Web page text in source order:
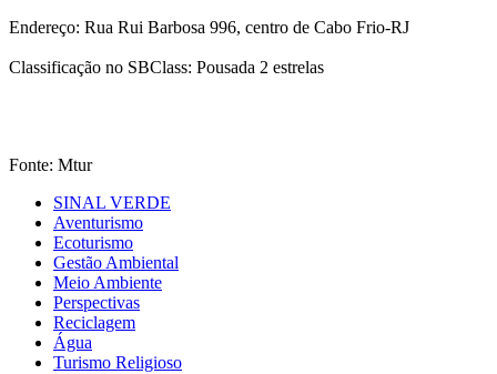
Endereço: Rua Rui Barbosa 996, centro de Cabo Frio-RJ
Classificação no SBClass: Pousada 2 estrelas
Fonte: Mtur
SINAL VERDE
Aventurismo
Ecoturismo
Gestão Ambiental
Meio Ambiente
Perspectivas
Reciclagem
Água
Turismo Religioso